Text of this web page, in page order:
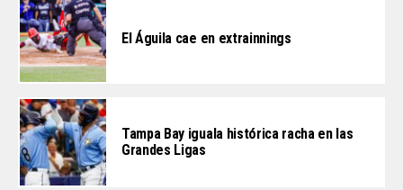
El Águila cae en extrainnings
Tampa Bay iguala histórica racha en las
Grandes Ligas